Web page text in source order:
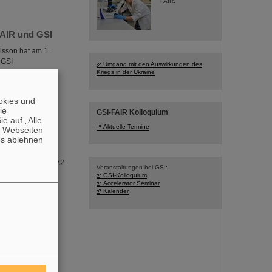
und GSI
hat am 1.
und Ion
und
DIN-A2-
Schulferien
von GSI
den 23.
Umgang mit den Auswirkungen des
Kriegs in der Ukraine
GSI-FAIR Kolloquium
Aktuelle Termine
Veranstaltungen bei GSI:
GSI-Kolloquium
Accelerator Seminar
Kalender
und
auf „Alle
ablehnen